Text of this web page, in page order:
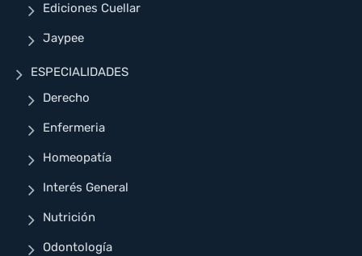
Ediciones Cuellar
Jaypee
ESPECIALIDADES
Derecho
Enfermeria
Homeopatía
Interés General
Nutrición
Odontología